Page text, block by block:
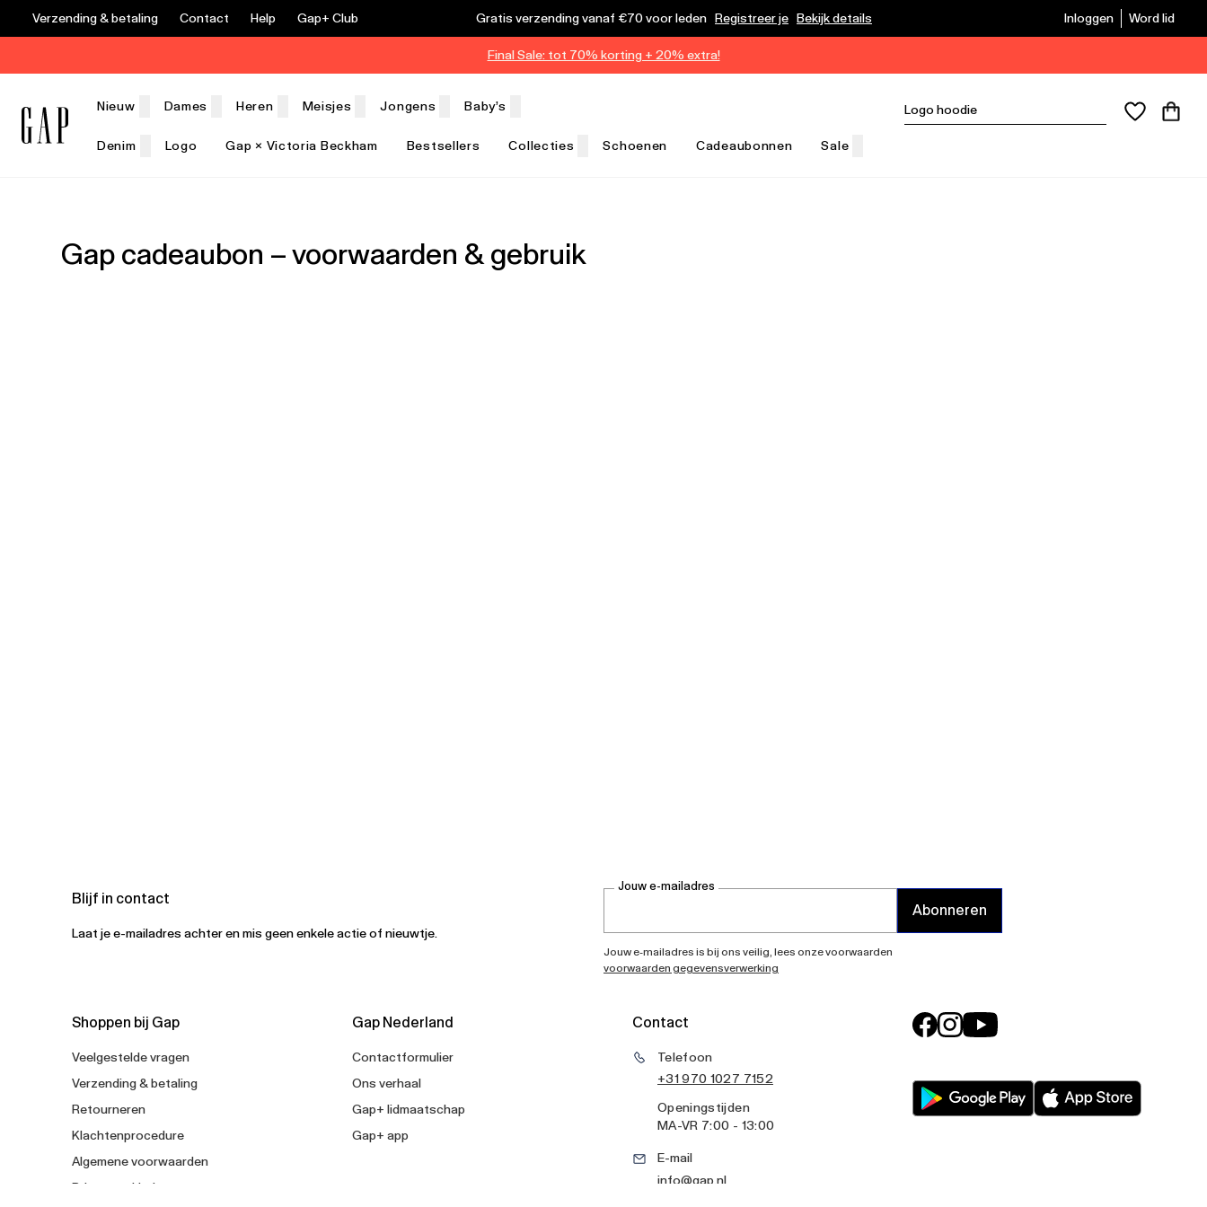
Verzending & betaling Contact Help Gap+ Club Gratis verzending vanaf €70 voor leden Registreer je Bekijk details Inloggen Word lid
Final Sale: tot 70% korting + 20% extra!
Nieuw Dames Heren Meisjes Jongens Baby’s
Denim Logo Gap × Victoria Beckham Bestsellers Collecties Schoenen Cadeaubonnen Sale
Gap cadeaubon – voorwaarden & gebruik
Blijf in contact
Laat je e-mailadres achter en mis geen enkele actie of nieuwtje.
Jouw e-mailadres
Abonneren
Jouw e-mailadres is bij ons veilig, lees onze voorwaarden
voorwaarden gegevensverwerking
Shoppen bij Gap
Veelgestelde vragen
Verzending & betaling
Retourneren
Klachtenprocedure
Algemene voorwaarden
Privacyverklaring
Gap Nederland
Contactformulier
Ons verhaal
Gap+ lidmaatschap
Gap+ app
Contact
Telefoon
+31 970 1027 7152
Openingstijden
MA-VR 7:00 - 13:00
E-mail
info@gap.nl